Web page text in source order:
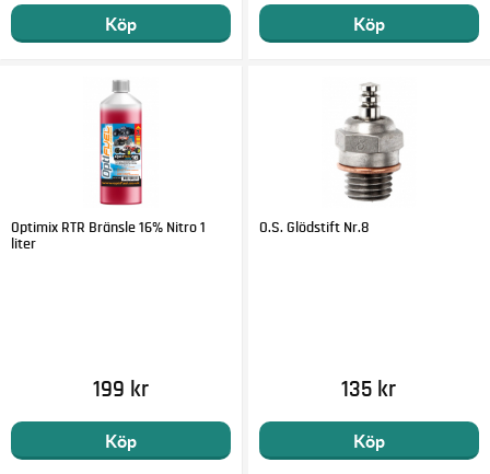
Köp Köp
Optimix RTR Bränsle 16% Nitro 1
liter
199 kr
Köp
O.S. Glödstift Nr.8
135 kr
Köp